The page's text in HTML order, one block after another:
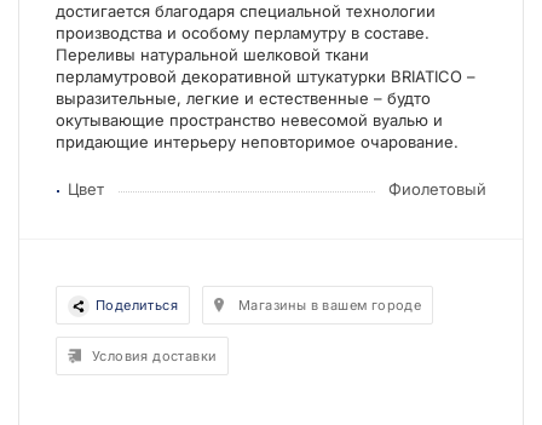
достигается благодаря специальной технологии
производства и особому перламутру в составе.
Переливы натуральной шелковой ткани
перламутровой декоративной штукатурки BRIATICO –
выразительные, легкие и естественные – будто
окутывающие пространство невесомой вуалью и
придающие интерьеру неповторимое очарование.
Цвет Фиолетовый
Поделиться Магазины в вашем городе
Условия доставки